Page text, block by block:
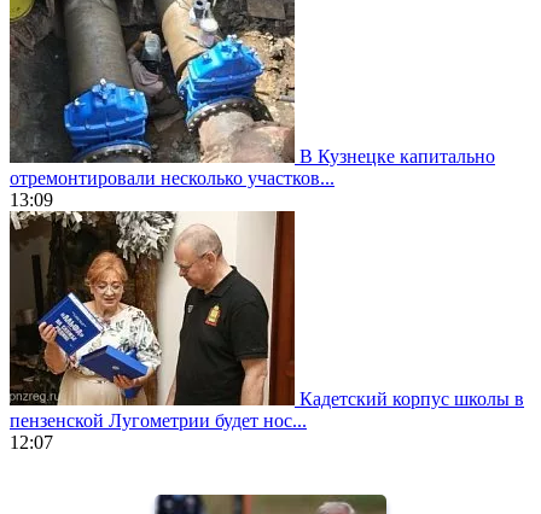
В Кузнецке капитально
отремонтировали несколько участков...
13:09
Кадетский корпус школы в
пензенской Лугометрии будет нос...
12:07